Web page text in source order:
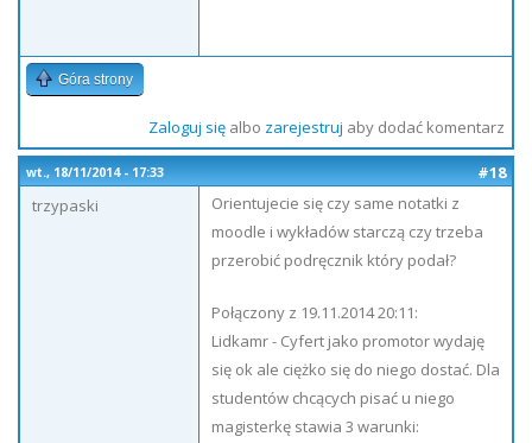
Góra strony
Zaloguj sięalbo zarejestruj aby dodać komentarz
wt., 18/11/2014 - 17:33
#18
trzypaski
Orientujecie się czy same notatki z
moodle i wykładów starczą czy trzeba
przerobić podręcznik który podał?
Połączony z 19.11.2014 20:11:
Lidkamr - Cyfert jako promotor wydaję
się ok ale ciężko się do niego dostać. Dla
studentów chcących pisać u niego
magisterkę stawia 3 warunki: